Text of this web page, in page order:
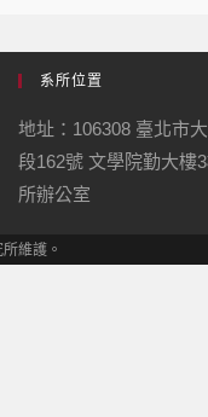
系所位置
地址：106308 臺北市
段162號 文學院勤大樓
所辦公室
維護。